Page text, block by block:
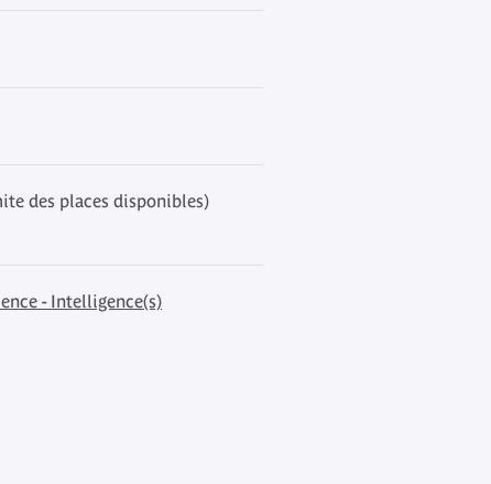
des places disponibles)
- Intelligence(s)